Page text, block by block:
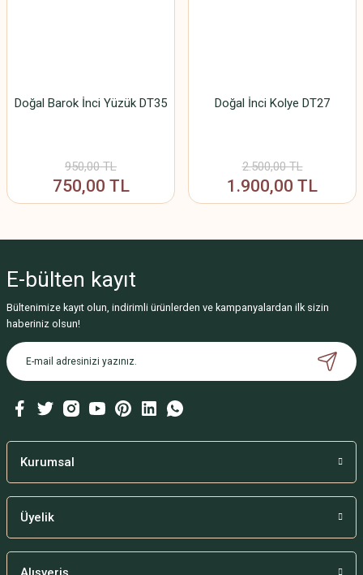
Doğal Barok İnci Yüzük DT35
950,00 TL
750,00 TL
Doğal İnci Kolye DT27
2.500,00 TL
1.900,00 TL
E-bülten kayıt
Bültenimize kayıt olun, indirimli ürünlerden ve kampanyalardan ilk sizin
haberiniz olsun!
Kurumsal
Üyelik